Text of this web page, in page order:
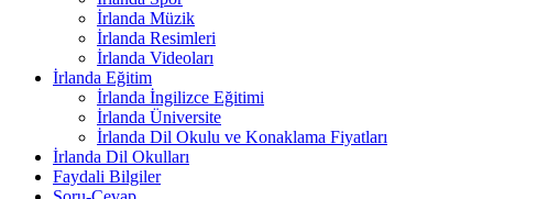
İrlanda Müzik
İrlanda Resimleri
İrlanda Videoları
İrlanda Eğitim
İrlanda İngilizce Eğitimi
İrlanda Üniversite
İrlanda Dil Okulu ve Konaklama Fiyatları
İrlanda Dil Okulları
Faydali Bilgiler